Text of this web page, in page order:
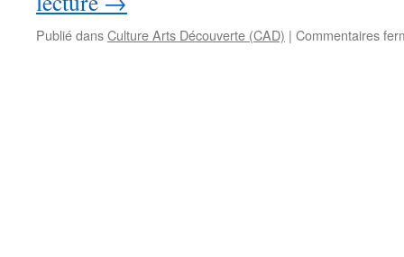
Publié dansCulture Arts Découverte (CAD) | Commentaires